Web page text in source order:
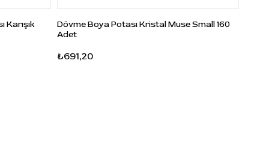
Karışık
Dövme Boya Potası Kristal Muse Small 160
Adet
₺691,20